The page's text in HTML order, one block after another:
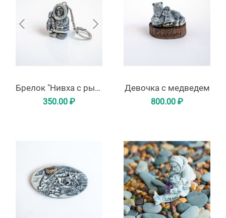
Брелок "Нивха с рыбой"
350.00 ₽
Девочка с медведем
800.00 ₽